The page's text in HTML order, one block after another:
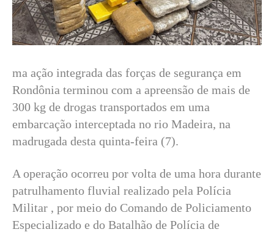
ma ação integrada das forças de segurança em
Rondônia terminou com a apreensão de mais de
300 kg de drogas transportados em uma
embarcação interceptada no rio Madeira, na
madrugada desta quinta-feira (7).
A operação ocorreu por volta de uma hora durante
patrulhamento fluvial realizado pela Polícia
Militar , por meio do Comando de Policiamento
Especializado e do Batalhão de Polícia de